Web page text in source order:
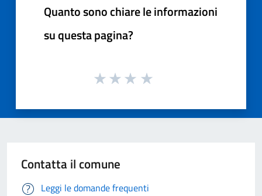
Quanto sono chiare le informazioni
su questa pagina?
Contatta il comune
Leggi le domande frequenti